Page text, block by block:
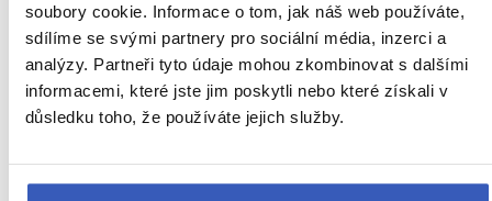
soubory cookie. Informace o tom, jak náš web používáte,
sdílíme se svými partnery pro sociální média, inzerci a
analýzy. Partneři tyto údaje mohou zkombinovat s dalšími
informacemi, které jste jim poskytli nebo které získali v
důsledku toho, že používáte jejich služby.
Náročnost
3. – 6. 10. 2027 (4 dny / 3 noci)
22 990 Kč